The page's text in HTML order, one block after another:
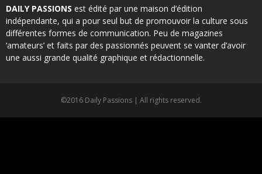
DAILY PASSIONS est édité par une maison d’édition
indépendante, qui a pour seul but de promouvoir la culture sous
différentes formes de communication. Peu de magazines
‘amateurs’ et faits par des passionnés peuvent se vanter d’avoir
une aussi grande qualité graphique et rédactionnelle.
©2016 Daily Passions | All rights reserved.